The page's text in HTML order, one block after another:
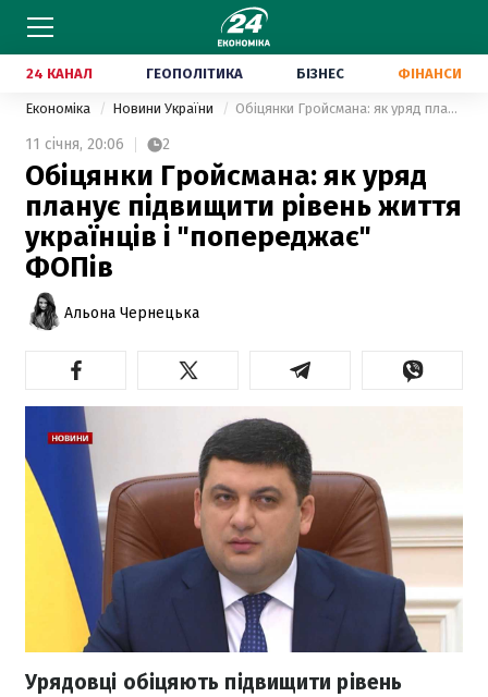
24 КАНАЛ ГЕОПОЛІТИКА БІЗНЕС ФІНАНСИ
Економіка Новини України Обіцянки Гройсмана: як уряд планує підвищити рівень життя українців і "попереджає" ФОПів
11 січня, 20:06 2
Обіцянки Гройсмана: як уряд
планує підвищити рівень життя
українців і "попереджає"
ФОПів
Альона Чернецька
Урядовці обіцяють підвищити рівень